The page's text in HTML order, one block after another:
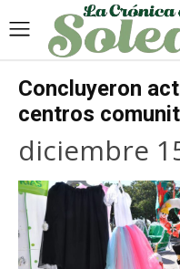
Concluyeron
centros
diciembre